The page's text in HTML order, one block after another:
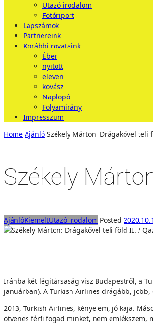
Utazó irodalom
Fotóriport
Lapszámok
Partnereink
Korábbi rovataink
Éber
nyitott
eleven
kovász
Naplopó
Folyamirány
Impresszum
Home Ajánló Székely Márton: Drágakővel teli
Székely
AjánlóKiemeltUtazó irodalom Posted
Iránba két légitársaság visz Budapestről, a
januárban). A Turkish Airlines drágább, jobb,
2013, Turkish Airlines, kényelem, jó kaja.
ötvenes férfi fogad minket, nem emlékszem,